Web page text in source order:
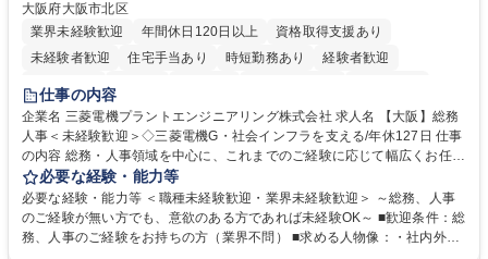
大阪府大阪市北区
業界未経験歓迎
年間休日120日以上
資格取得支援あり
未経験者歓迎
住宅手当あり 時短勤務あり
経験者歓迎
退職金あり
駅近5分以内
土日祝休み 服装自由 寮・社宅あり 食事補助あり
仕事の内容
企業名 三菱電機プラントエンジニアリング株式会社 求人名 【大阪】総務
人事＜未経験歓迎＞◇三菱電機G・社会インフラを支える/年休127日 仕事
の内容 総務・人事領域を中心に、これまでのご経験に応じて幅広くお任せ
します。 ＜具体的には＞ ・総務/人事労務（給与・社保・勤怠管理など）
・採用・教育研修 ・福利厚生運用 など ※基本的には事務所勤務ですが、
採用や教育等の業務内容により、関西圏以外への日帰り・宿泊を伴う国内
出張もございます。 ※担当業務を持ちつつ、お互いに助け合いながら、総
必要な経験・能力等
必要な経験・能力等 ＜職種未経験歓迎・業界未経験歓迎＞ ～総務、人事
のご経験が無い方でも、意欲のある方であれば未経験OK～ ■歓迎条件：総
務、人事のご経験をお持ちの方（業界不問） ■求める人物像：・社内外の